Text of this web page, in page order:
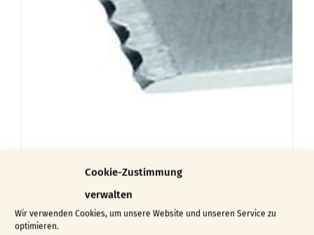
Cookie-Zustimmung
verwalten
Wir verwenden Cookies, um unsere Website und unseren Service zu
optimieren.
Punktiereisen P 60
27,20
In den Warenkorb